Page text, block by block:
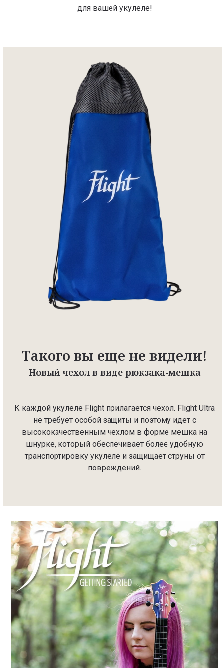
для вашей укулеле!
Такого вы еще не видели!
Новый чехол в виде рюкзака-мешка
К каждой укулеле Flight прилагается чехол. Flight Ultra
не требует особой защиты и поэтому идет с
высококачественным чехлом в форме мешка на
шнурке, который обеспечивает более удобную
транспортировку укулеле и защищает струны от
повреждений.